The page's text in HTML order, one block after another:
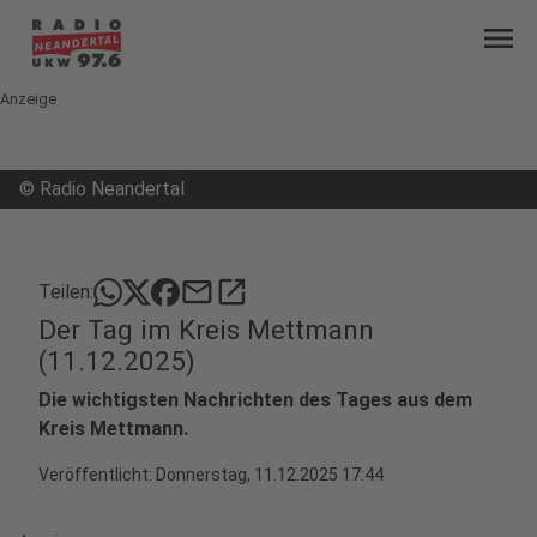
menu
Anzeige
© Radio Neandertal
Teilen: mailopen_in_new
Der Tag im Kreis Mettmann
(11.12.2025)
Die wichtigsten Nachrichten des Tages aus dem
Kreis Mettmann.
Veröffentlicht: Donnerstag, 11.12.2025 17:44